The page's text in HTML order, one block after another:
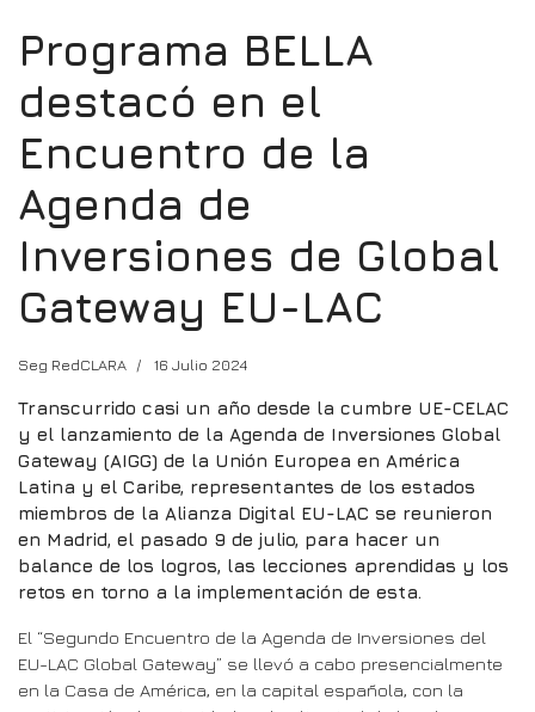
Programa BELLA
destacó en el
Encuentro de la
Agenda de
Inversiones de Global
Gateway EU-LAC
Seg RedCLARA 16 Julio 2024
Transcurrido casi un año desde la cumbre UE-CELAC
y el lanzamiento de la Agenda de Inversiones Global
Gateway (AIGG) de la Unión Europea en América
Latina y el Caribe, representantes de los estados
miembros de la Alianza Digital EU-LAC se reunieron
en Madrid, el pasado 9 de julio, para hacer un
balance de los logros, las lecciones aprendidas y los
retos en torno a la implementación de esta.
El “Segundo Encuentro de la Agenda de Inversiones del
EU-LAC Global Gateway” se llevó a cabo presencialmente
en la Casa de América, en la capital española, con la